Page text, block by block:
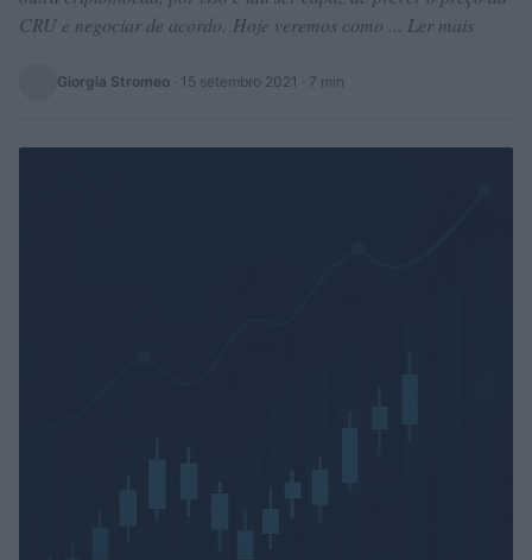
CRU e negociar de acordo. Hoje veremos como ... Ler mais
Giorgia Stromeo · 15 setembro 2021 · 7 min